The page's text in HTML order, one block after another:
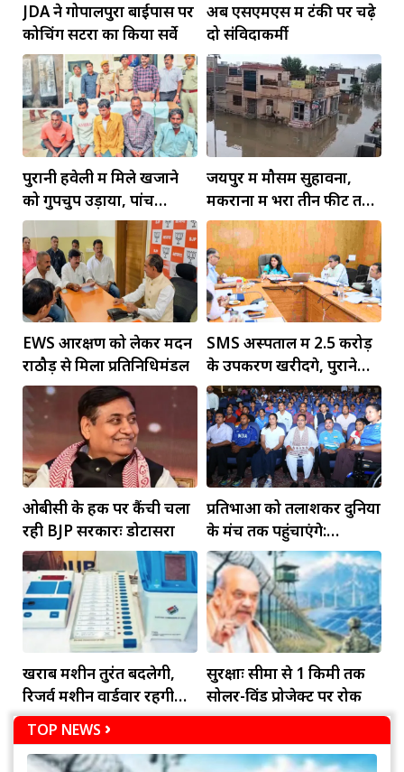
JDA ने गोपालपुरा बाईपास पर
कोचिंग सेंटरों का किया सर्वे
अब एसएमएस में टंकी पर चढ़े
दो संविदाकर्मी
पुरानी हवेली में मिले खजाने
को गुपचुप उड़ाया, पांच
गिरफ्तार
जयपुर में मौसम सुहावना,
मकराना में भरा तीन फीट तक
पानी
EWS आरक्षण को लेकर मदन
राठौड़ से मिला प्रतिनिधिमंडल
SMS अस्पताल में 2.5 करोड़
के उपकरण खरीदेंगे, पुराने
रिकॉर्ड होंगे डिजिटल
ओबीसी के हक पर कैंची चला
रही BJP सरकारः डोटासरा
प्रतिभाओं को तलाशकर दुनिया
के मंच तक पहुंचाएंगे:
मुख्यमंत्री
खराब मशीन तुरंत बदलेगी,
रिजर्व मशीनें वार्डवार रहेंगी
तैयार
सुरक्षाः सीमा से 1 किमी तक
सोलर-विंड प्रोजेक्ट पर रोक
TOP NEWS